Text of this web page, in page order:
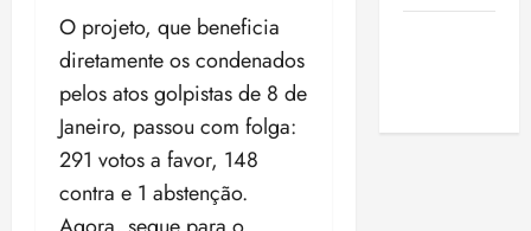
O projeto, que beneficia
diretamente os condenados
pelos atos golpistas de 8 de
Janeiro, passou com folga:
291 votos a favor, 148
contra e 1 abstenção.